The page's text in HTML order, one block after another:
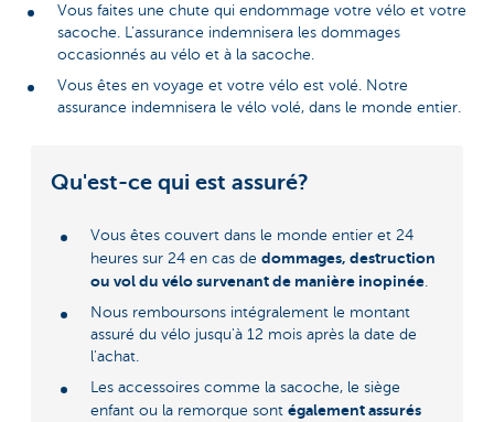
Vous faites une chute qui endommage votre vélo et votre
sacoche. L’assurance indemnisera les dommages
occasionnés au vélo et à la sacoche.
Vous êtes en voyage et votre vélo est volé. Notre
assurance indemnisera le vélo volé, dans le monde entier.
Qu'est-ce qui est assuré?
Vous êtes couvert dans le monde entier et 24
heures sur 24 en cas de dommages, destruction
ou vol du vélo survenant de manière inopinée
Nous remboursons intégralement le montant
assuré du vélo jusqu'à 12 mois après la date de
l'achat.
Les accessoires comme la sacoche, le siège
enfant ou la remorque sont également assurés